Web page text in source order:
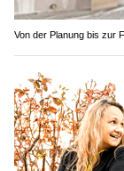
Von der Planung bis zur